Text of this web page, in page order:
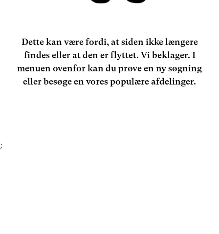
Dette kan være fordi, at siden ikke længere
findes eller at den er flyttet. Vi beklager. I
menuen ovenfor kan du prøve en ny søgning
eller besøge en vores populære afdelinger.
;